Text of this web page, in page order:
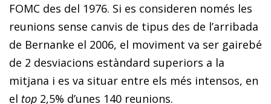
FOMC des del 1976. Si es consideren només les
reunions sense canvis de tipus des de l’arribada
de Bernanke el 2006, el moviment va ser gairebé
de 2 desviacions estàndard superiors a la
mitjana i es va situar entre els més intensos, en
el top 2,5% d’unes 140 reunions.